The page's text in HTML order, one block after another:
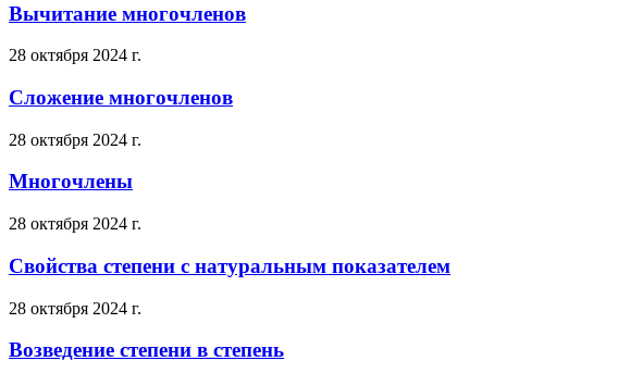
Вычитание многочленов
28 октября 2024 г.
Сложение многочленов
28 октября 2024 г.
Многочлены
28 октября 2024 г.
Свойства степени с натуральным показателем
28 октября 2024 г.
Возведение степени в степень